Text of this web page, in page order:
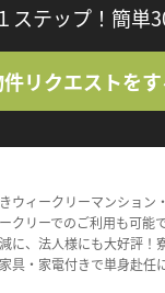
ステップ！簡単
リクエストをす
ウィークリーマンション
クリーでのご利用も可能
に、法人様にも大好評！
具・家電付きで単身赴任